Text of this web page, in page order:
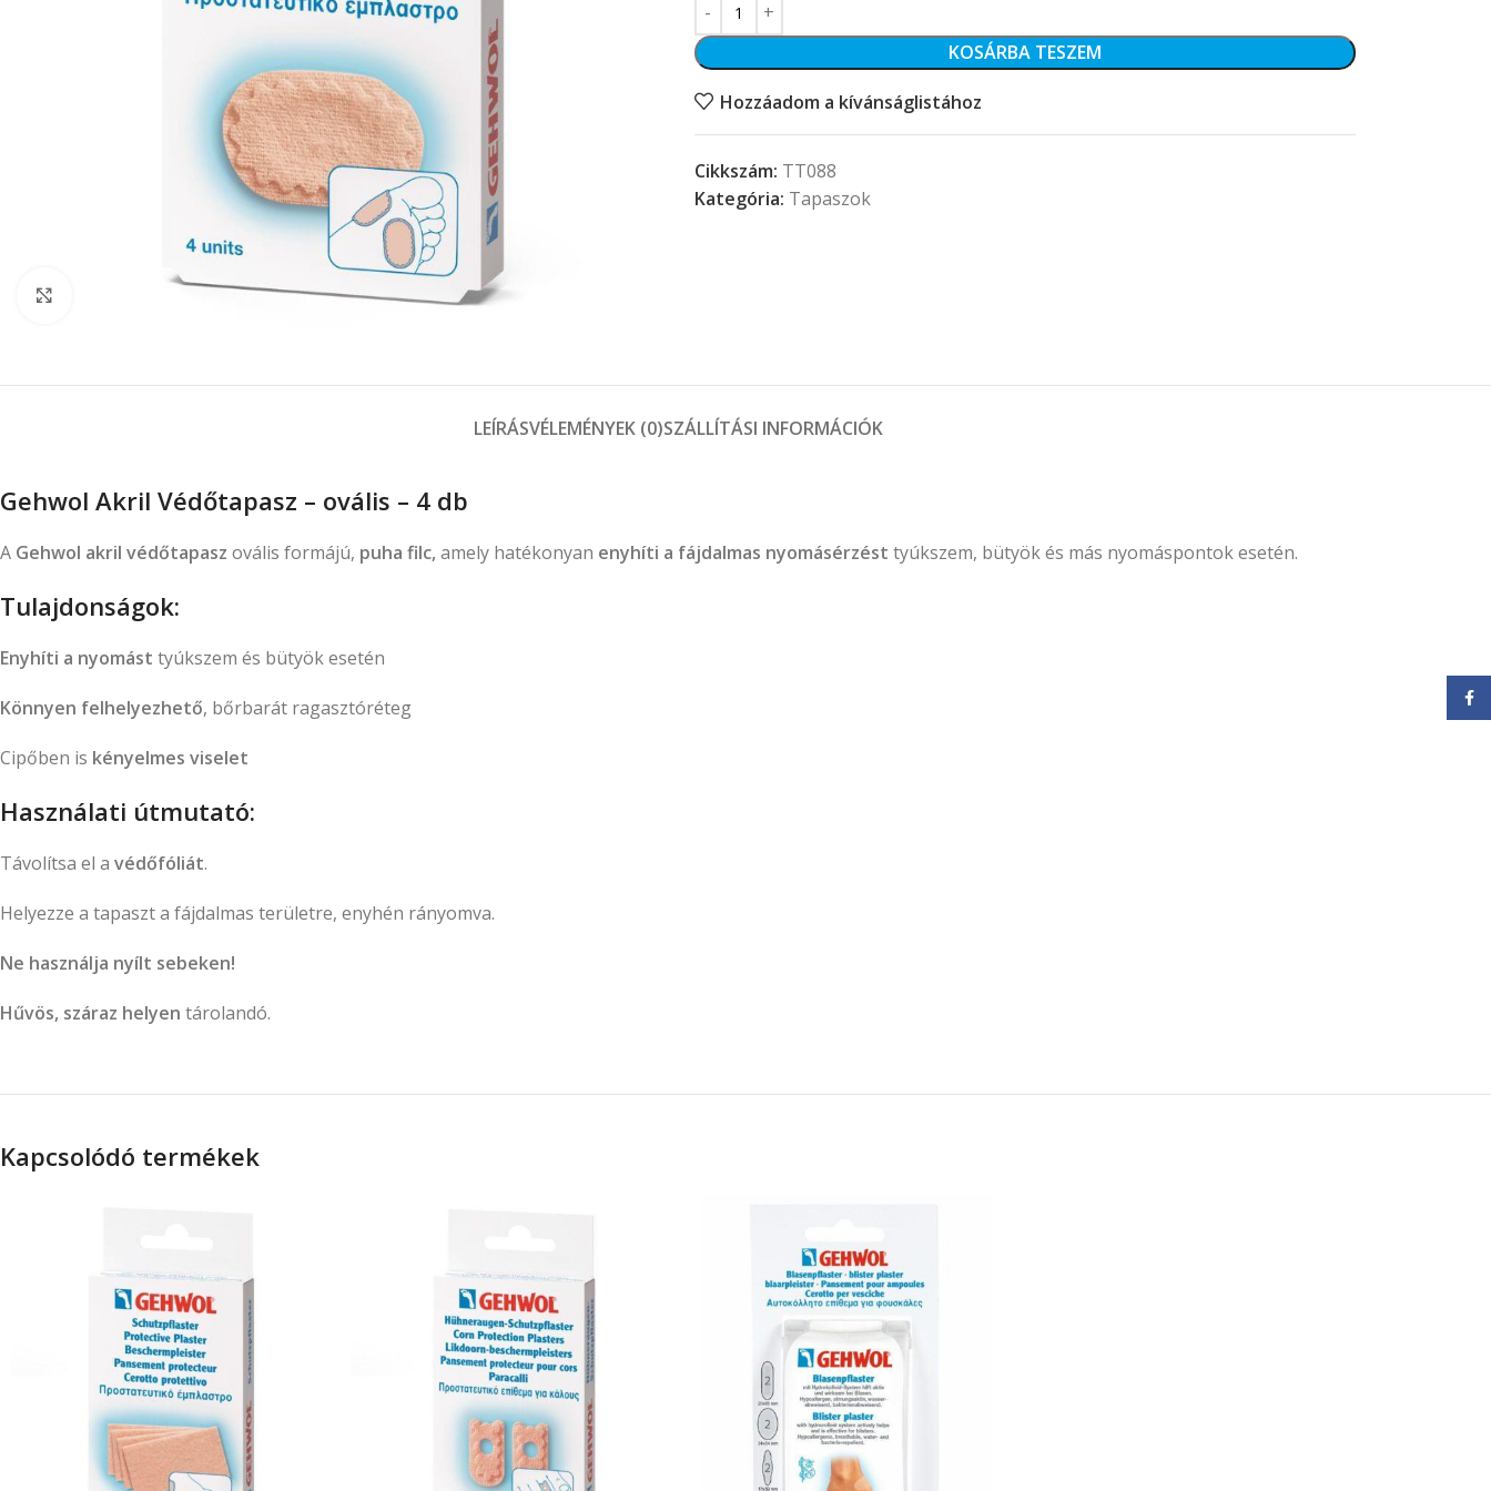
KOSÁRBA TESZEM
Hozzáadom a kívánságlistához
Cikkszám: TT088
Kategória: Tapaszok
LEÍRÁSVÉLEMÉNYEK (0)SZÁLLÍTÁSI INFORMÁCIÓK
Gehwol Akril Védőtapasz – ovális – 4 db
A Gehwol akril védőtapasz ovális formájú, puha filc,amely hatékonyan enyhíti a fájdalmas nyomásérzést tyúkszem, bütyök és más nyomáspontok esetén.
Tulajdonságok:
Enyhíti a nyomást tyúkszem és bütyök esetén
Könnyen felhelyezhető, bőrbarát ragasztóréteg
Cipőben is kényelmes viselet
Használati útmutató:
Távolítsa el a védőfóliát.
Helyezze a tapaszt a fájdalmas területre, enyhén rányomva.
Ne használja nyílt sebeken!
Hűvös, száraz helyen tárolandó.
Kapcsolódó termékek